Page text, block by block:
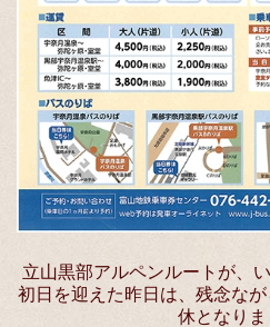
立山黒部アルペンルートが、
初日を迎えた昨日は、残念な
休となり